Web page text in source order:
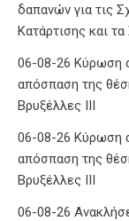
δαπανών για τις
Κατάρτισης και
06-08-26 Κύρωση
απόσπαση της
Βρυξέλλες ΙΙΙ
06-08-26 Κύρωση
απόσπαση της
Βρυξέλλες ΙΙΙ
06-08-26